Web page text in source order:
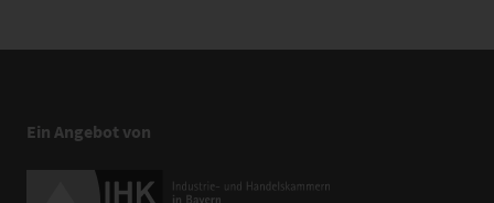
Ein Angebot von